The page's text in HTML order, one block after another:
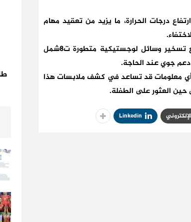
درجات الحرارة، ما يزيد من تعقيد مهام
وأكدت مصادر محلية استمرار التنسيق بين مختلف المتدخلين، مع تسخير وسائل لوجستيكية متطورة ت8شمل
دعم جوي عند الحاجة.
أي معلومات قد تساعد في كشف ملابسات هذا
حين العثور على الطفلة.
Linkedin